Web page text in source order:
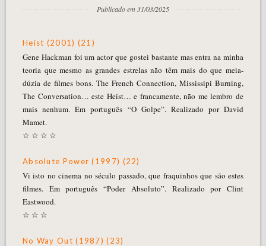
Publicado em 31/03/2025
Heist (2001) (21)
Gene Hackman foi um actor que gostei bastante mas entra na minha
teoria que mesmo as grandes estrelas não têm mais do que meia-
dúzia de filmes bons. The French Connection, Mississipi Burning,
The Conversation… este Heist… e francamente, não me lembro de
mais nenhum. Em português “O Golpe”. Realizado por David
Mamet.
☆ ☆ ☆ ☆
Absolute Power (1997) (22)
Vi isto no cinema no século passado, que fraquinhos que são estes
filmes. Em português “Poder Absoluto”. Realizado por Clint
Eastwood.
☆ ☆ ☆
No Way Out (1987) (23)